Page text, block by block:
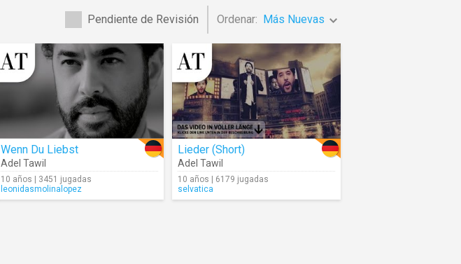
Pendiente de Revisión Ordenar: Más Nuevas
Wenn Du Liebst
Adel Tawil
10 años | 3451 jugadas
leonidasmolinalopez
Lieder (Short)
Adel Tawil
10 años | 6179 jugadas
selvatica